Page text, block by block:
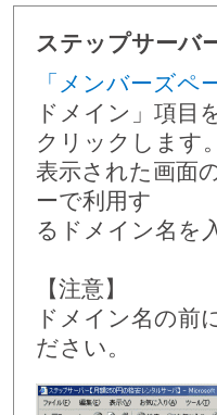
ステップサーバ
「メンバーズペ
ドメイン」項目
クリックします
表示された画面
ーで利用す
るドメイン名を
【注意】
ドメイン名の前
ださい。